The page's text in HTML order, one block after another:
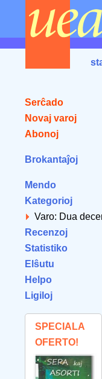
Serĉado
Novaj varoj
Abonoj
Brokantaĵoj
Mendo
Kategorioj
Varo: Dua
Recenzoj
Statistiko
Elŝutu
Helpo
Ligiloj
SPECIALA
OFERTO!